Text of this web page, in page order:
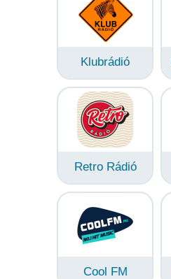
Klubrádió
Retro Rádió
Cool FM